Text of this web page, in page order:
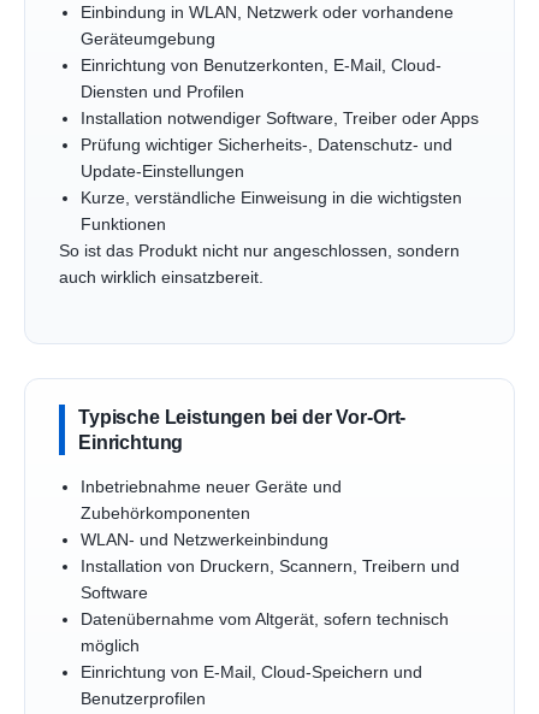
Einbindung in WLAN, Netzwerk oder vorhandene
Geräteumgebung
Einrichtung von Benutzerkonten, E-Mail, Cloud-
Diensten und Profilen
Installation notwendiger Software, Treiber oder Apps
Prüfung wichtiger Sicherheits-, Datenschutz- und
Update-Einstellungen
Kurze, verständliche Einweisung in die wichtigsten
Funktionen
So ist das Produkt nicht nur angeschlossen, sondern
auch wirklich einsatzbereit.
Typische Leistungen bei der Vor-Ort-
Einrichtung
Inbetriebnahme neuer Geräte und
Zubehörkomponenten
WLAN- und Netzwerkeinbindung
Installation von Druckern, Scannern, Treibern und
Software
Datenübernahme vom Altgerät, sofern technisch
möglich
Einrichtung von E-Mail, Cloud-Speichern und
Benutzerprofilen